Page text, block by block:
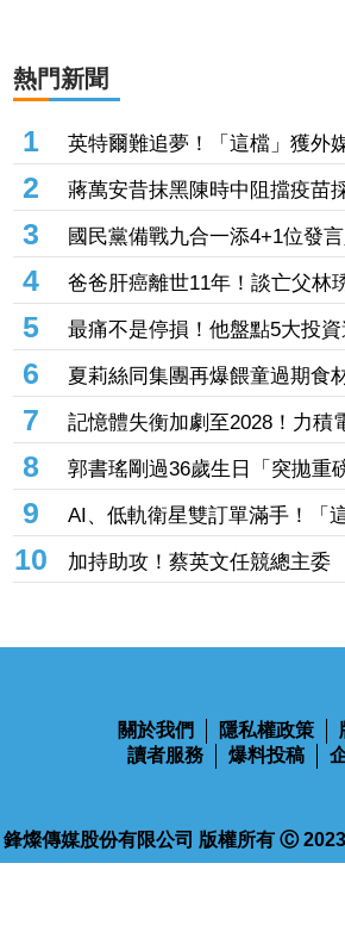
熱門新聞
1
英特爾難追夢！「這檔」獲外
290億奪成交王 南亞科擴產、
矚
2
蔣萬安昔抹黑陳時中阻擋疫苗
法一致：操作陰謀論傷害社會
3
國民黨備戰九合一添4+1位發
人鄭小文入陣
4
爸爸肝癌離世11年！談亡父林
物說「父親節快樂」
5
最痛不是停損！他盤點5大投
子」 網笑：乖乖把錢存銀行
6
夏莉絲同集團再爆餵童過期
人卻在場等？蔣萬安回應了
7
記憶體失衡加劇至2028！力積
買單瘋搶 「面板指標廠」甜
8
郭書瑤剛過36歲生日「突拋重
穿緊身旗袍 辣秀大片美背
9
AI、低軌衛星雙訂單滿手！「
加持助攻！蔡英文任競總主
早已一口答應